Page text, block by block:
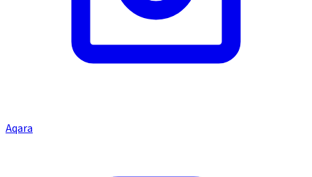
Aqara